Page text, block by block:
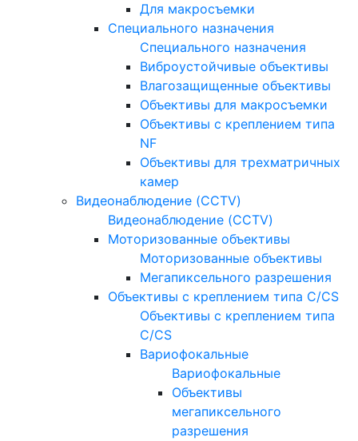
Для макросъемки
Специального назначения
Специального назначения
Виброустойчивые объективы
Влагозащищенные объективы
Объективы для макросъемки
Объективы с креплением типа
NF
Объективы для трехматричных
камер
Видеонаблюдение (CCTV)
Видеонаблюдение (CCTV)
Моторизованные объективы
Моторизованные объективы
Мегапиксельного разрешения
Объективы с креплением типа C/CS
Объективы с креплением типа
C/CS
Вариофокальные
Вариофокальные
Объективы
мегапиксельного
разрешения